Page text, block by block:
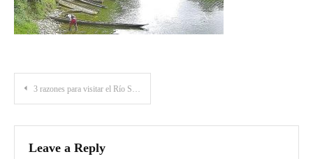
Post
navigation
3 razones para visitar el Río Sabaletas en el Valle del Cauca
Leave a Reply